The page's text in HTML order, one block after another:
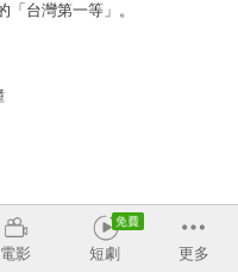
台灣第一等」。
完整版 # 上山下海# 吃喝玩樂
電影 短劇 更多